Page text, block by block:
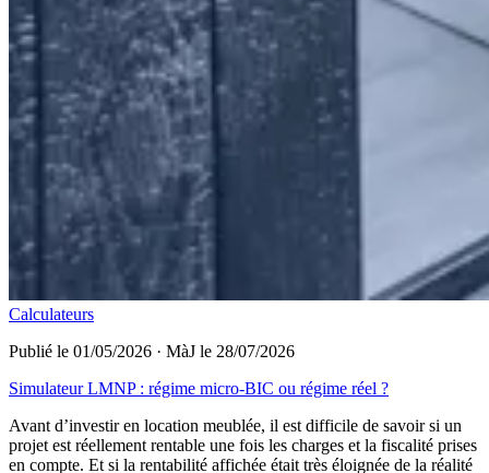
Calculateurs
Publié le 01/05/2026 · MàJ le 28/07/2026
Simulateur LMNP : régime micro-BIC ou régime réel ?
Avant d’investir en location meublée, il est difficile de savoir si un
projet est réellement rentable une fois les charges et la fiscalité prises
en compte. Et si la rentabilité affichée était très éloignée de la réalité